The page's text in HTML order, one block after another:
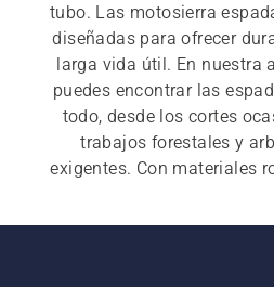
tubo. Las motosierra
diseñadas para ofrecer
larga vida útil. En nuestra
puedes encontrar las
todo, desde los cortes
trabajos forestales y
exigentes. Con materiales